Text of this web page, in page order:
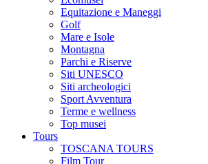
Equitazione e Maneggi
Golf
Mare e Isole
Montagna
Parchi e Riserve
Siti UNESCO
Siti archeologici
Sport Avventura
Terme e wellness
Top musei
Tours
TOSCANA TOURS
Film Tour